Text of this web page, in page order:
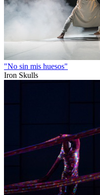
"No sin mis huesos"
Iron Skulls